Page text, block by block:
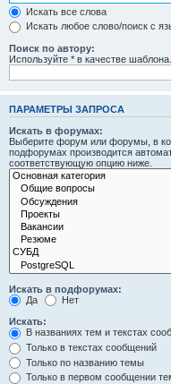
Искать все слова
Искать любое слово/поиск с
Поиск по автору:
Используйте * в качестве шаблона.
ПАРАМЕТРЫ ЗАПРОСА
Искать в форумах:
Выберите форум или форумы, в
подфорумах производится
соответствующую опцию ниже.
Искать в подфорумах:
Да
Нет
Искать:
В названиях тем и текстах
Только в текстах сообщений
Только по названию темы
Только в первом сообщении